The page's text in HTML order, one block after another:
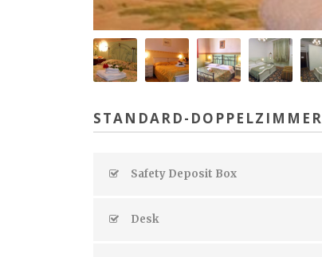
STANDARD-DOPPELZIMMER
Safety Deposit Box
Desk